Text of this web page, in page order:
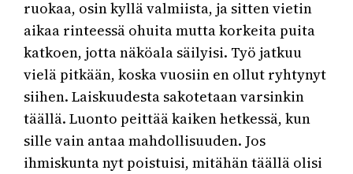
ruokaa, osin kyllä valmiista, ja sitten vietin
aikaa rinteessä ohuita mutta korkeita puita
katkoen, jotta näköala säilyisi. Työ jatkuu
vielä pitkään, koska vuosiin en ollut ryhtynyt
siihen. Laiskuudesta sakotetaan varsinkin
täällä. Luonto peittää kaiken hetkessä, kun
sille vain antaa mahdollisuuden. Jos
ihmiskunta nyt poistuisi, mitähän täällä olisi